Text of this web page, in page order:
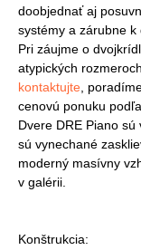
doobjednať aj
systémy a zárubne
Pri záujme o
atypických
kontaktujte ,
cenovú ponuku
Dvere DRE Piano
sú vynechané
moderný masívny
v galérii.
Konštrukcia: